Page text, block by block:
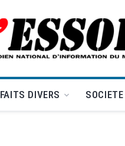
L'Essor - retour
FAITS DIVERS SOCIETE